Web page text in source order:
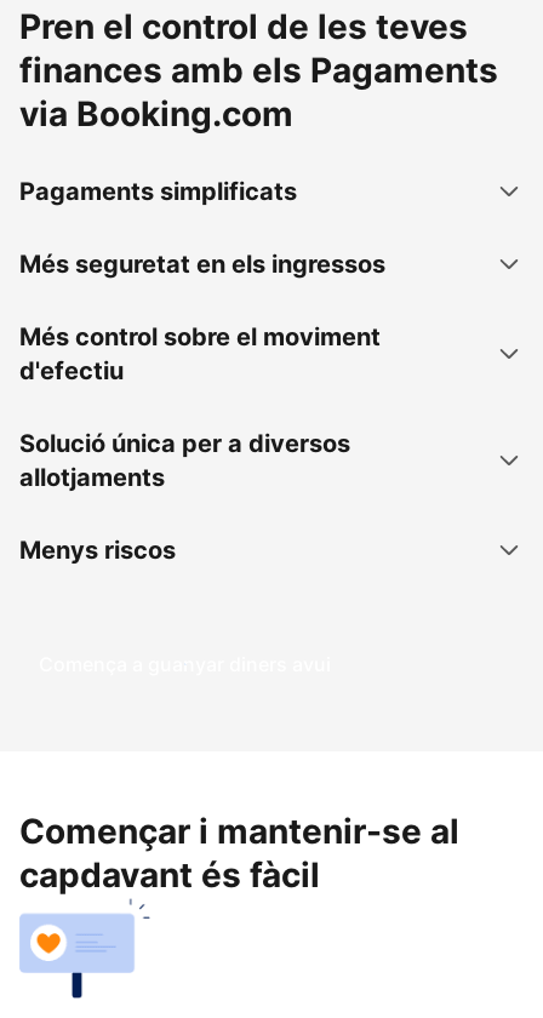
Pren el control de les teves
finances amb els Pagaments
via Booking.com
Pagaments simplificats
Més seguretat en els ingressos
Més control sobre el moviment
d'efectiu
Solució única per a diversos
allotjaments
Menys riscos
Comença a guanyar diners avui
Començar i mantenir-se al
capdavant és fàcil